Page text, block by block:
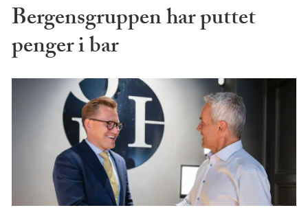
Bergensgruppen har puttet
penger i bar